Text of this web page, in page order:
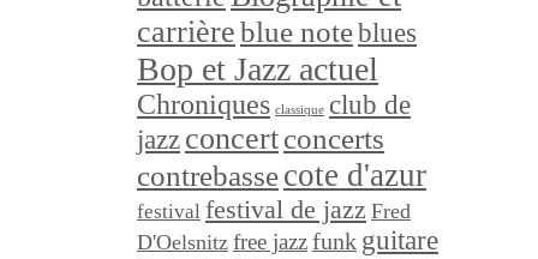
carrièreblue noteblues
Bop et Jazz actuel
Chroniques classique club de
jazz concertconcerts
contrebassecote d'azur
festival festival de jazz Fred
D'Oelsnitz free jazzfunk guitare